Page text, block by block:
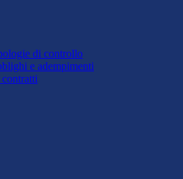
di controllo
e adempimenti